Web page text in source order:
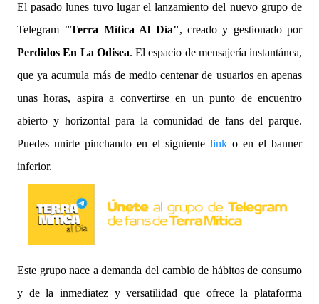
El pasado lunes tuvo lugar el lanzamiento del nuevo grupo de
Telegram "Terra Mítica Al Día", creado y gestionado por
Perdidos En La Odisea. El espacio de mensajería instantánea,
que ya acumula más de medio centenar de usuarios en apenas
unas horas, aspira a convertirse en un punto de encuentro
abierto y horizontal para la comunidad de fans del parque.
Puedes unirte pinchando en el siguiente link o en el banner
inferior.
Este grupo nace a demanda del cambio de hábitos de consumo
y de la inmediatez y versatilidad que ofrece la plataforma